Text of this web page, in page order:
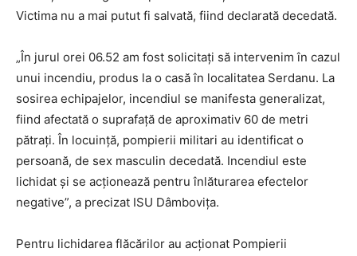
Victima nu a mai putut fi salvată, fiind declarată decedată.
„În jurul orei 06.52 am fost solicitați să intervenim în cazul
unui incendiu, produs la o casă în localitatea Serdanu. La
sosirea echipajelor, incendiul se manifesta generalizat,
fiind afectată o suprafață de aproximativ 60 de metri
pătrați. În locuință, pompierii militari au identificat o
persoană, de sex masculin decedată. Incendiul este
lichidat și se acționează pentru înlăturarea efectelor
negative”, a precizat ISU Dâmbovița.
Pentru lichidarea flăcărilor au acționat Pompierii